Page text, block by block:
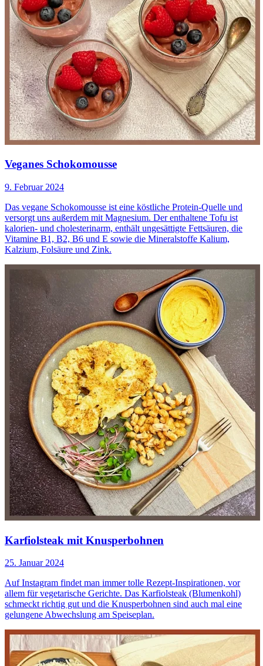
Veganes Schokomousse
9. Februar 2024
Das vegane Schokomousse ist eine köstliche Protein-Quelle und
versorgt uns außerdem mit Magnesium. Der enthaltene Tofu ist
kalorien- und cholesterinarm, enthält ungesättigte Fettsäuren, die
Vitamine B1, B2, B6 und E sowie die Mineralstoffe Kalium,
Kalzium, Folsäure und Zink.
Karfiolsteak mit Knusperbohnen
25. Januar 2024
Auf Instagram findet man immer tolle Rezept-Inspirationen, vor
allem für vegetarische Gerichte. Das Karfiolsteak (Blumenkohl)
schmeckt richtig gut und die Knusperbohnen sind auch mal eine
gelungene Abwechslung am Speiseplan.